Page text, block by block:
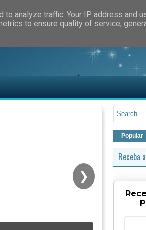
❯
Popular
Receba
analyze traffic. Your IP address and
to ensure quality of service,